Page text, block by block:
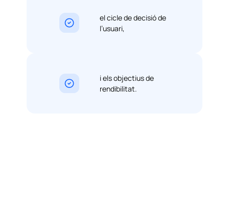
el cicle de decisió de
l’usuari,
i els objectius de
rendibilitat.